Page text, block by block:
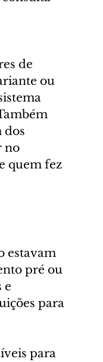
de
ou
dos
no
quem fez
estavam
pré ou
e
para
para